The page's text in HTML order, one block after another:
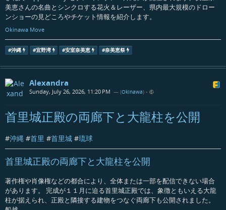
美恵さんの名曲とシンクロする花火＆レーザー、県内最大規模のドロー
ンショーの見どころやチケット情報を紹介します。
Okinawa Move
#沖縄 #宜野湾 #安室奈美恵 #奈美恵祭
Alexandra
Sunday, July 26, 2026, 11:20 PM — (Okinawa) •
首里城正殿の両廊下と大龍柱を公開
#沖縄 #首里 #首里城 #琉球
首里城正殿の両廊下と大龍柱を公開
著作権や肖像権などの都合により、全体または一部を配信できない場合
があります。 完成が１１月に迫る首里城正殿では、象徴ともいえる大龍
柱が据えられ、正殿と隣接する建物をつなぐ両廊下も公開されました。